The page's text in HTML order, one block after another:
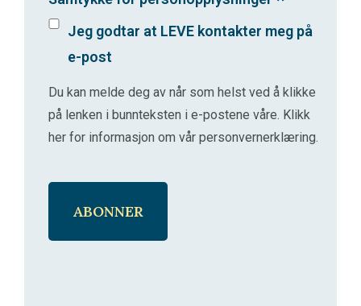
Jeg godtar at LEVE kontakter meg på
e-post
Du kan melde deg av når som helst ved å klikke
på lenken i bunnteksten i e-postene våre. Klikk
her for informasjon om vår personvernerklæring.